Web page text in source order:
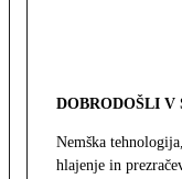
DOBRODOŠLI V
Nemška
hlajenje in